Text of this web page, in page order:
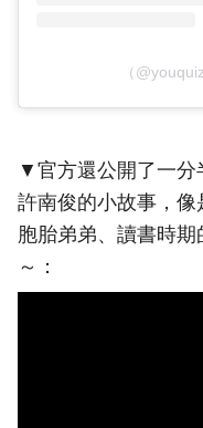
（
▼官方還公開了一分
許南俊的小故事，
胞胎弟弟、讀書時
～：